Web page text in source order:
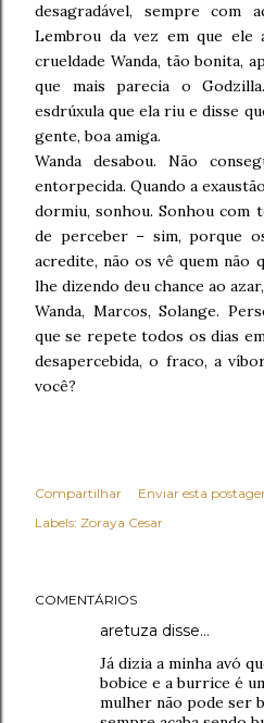
desagradável, sempre com
Lembrou da vez em que ele
crueldade Wanda, tão bonita,
que mais parecia o
esdrúxula que ela riu e disse
gente, boa amiga.
Wanda desabou. Não
entorpecida. Quando a
dormiu, sonhou. Sonhou com
de perceber – sim, porque
acredite, não os vê quem não
lhe dizendo deu chance ao
Wanda, Marcos, Solange.
que se repete todos os dias
desapercebida, o fraco, a
você?
Compartilhar
Enviar esta
Labels: Zoraya Cesar
COMENTÁRIOS
aretuza disse…
Já dizia a minha avó
bobice e a burrice é
mulher não pode ser